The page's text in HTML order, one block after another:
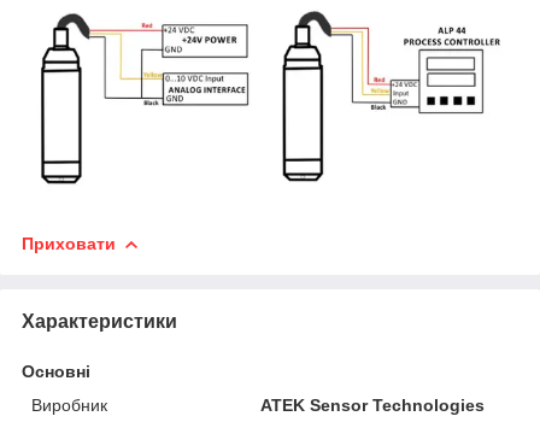
Приховати
Характеристики
Основні
Виробник
ATEK Sensor Technologies